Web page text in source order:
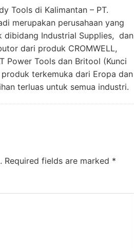
Tools di Kalimantan – PT.
merupakan perusahaan yang
dibidang Industrial Supplies, dan
dari produk CROMWELL,
Power Tools dan Britool (Kunci
terkemuka dari Eropa dan
terluas untuk semua industri.
Required fields are marked *